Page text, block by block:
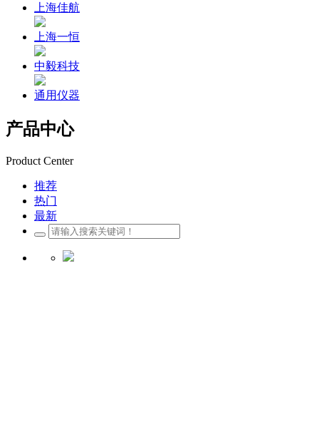
上海佳航
上海一恒
中毅科技
通用仪器
产品中心
Product Center
推荐
热门
最新